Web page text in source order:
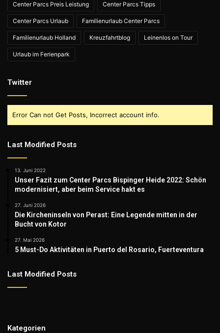
Center Parcs Preis Leistung Center Parcs Tipps
Center Parcs Urlaub Familienurlaub Center Parcs
Familienurlaub Holland Kreuzfahrtblog Leinenlos on Tour
Urlaub im Ferienpark
Twitter
Error Can not Get Posts, Incorrect account info.
Last Modified Posts
13. Juni 2022
Unser Fazit zum Center Parcs Bispinger Heide 2022: Schön
modernisiert, aber beim Service hakt es
27. Juni 2026
Die Kircheninseln von Perast: Eine Legende mitten in der
Bucht von Kotor
27. Mai 2026
5 Must-Do Aktivitäten in Puerto del Rosario, Fuerteventura
Last Modified Posts
Kategorien